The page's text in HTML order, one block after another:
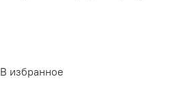
В избранное